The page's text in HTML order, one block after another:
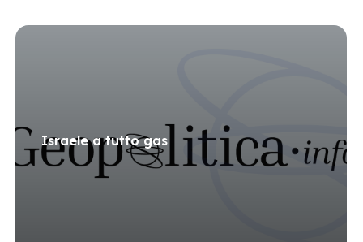
Israele a tutto gas